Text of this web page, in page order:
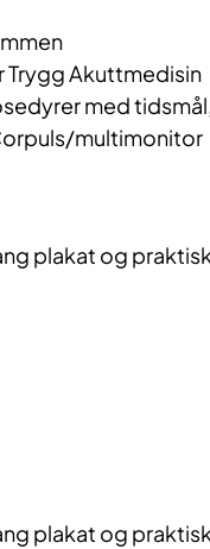
Trygg Akuttmedisin
med
multimonitor
plakat og
plakat og